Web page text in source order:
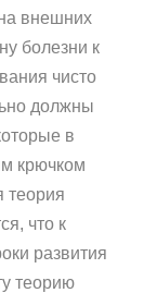
внешних
болезни к
чисто
должны
в
крючком
теория
что к
развития
теорию